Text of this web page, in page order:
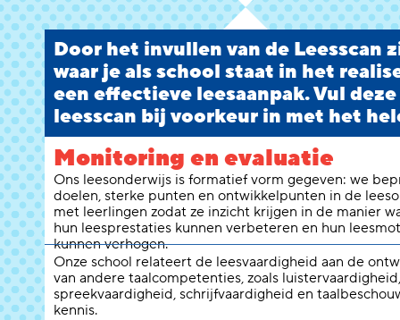
Door het invullen van de Leesscan
waar je als school staat in het
een effectieve leesaanpak. Vul deze
leesscan bij voorkeur in met het
Monitoring en evaluatie
Ons leesonderwijs is formatief vorm gegeven: we
doelen, sterke punten en ontwikkelpunten in de
met leerlingen zodat ze inzicht krijgen in de manier
hun leesprestaties kunnen verbeteren en hun
kunnen verhogen.
Onze school relateert de leesvaardigheid aan de
van andere taalcompetenties, zoals luistervaardigheid,
spreekvaardigheid, schrijfvaardigheid en
kennis.